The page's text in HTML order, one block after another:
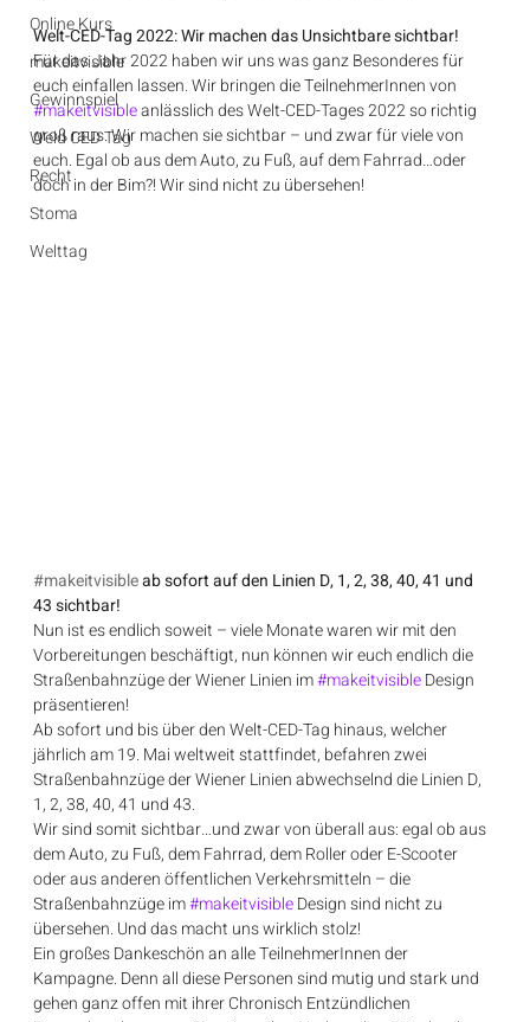
Online Kurs
makeitvisible
Gewinnspiel
Weld CED Tag
Recht
Stoma
Welttag
Welt-CED-Tag 2022: Wir machen das Unsichtbare sichtbar!
Für das Jahr 2022 haben wir uns was ganz Besonderes für
euch einfallen lassen. Wir bringen die TeilnehmerInnen von
#makeitvisible anlässlich des Welt-CED-Tages 2022 so richtig
groß raus. Wir machen sie sichtbar – und zwar für viele von
euch. Egal ob aus dem Auto, zu Fuß, auf dem Fahrrad…oder
doch in der Bim?! Wir sind nicht zu übersehen!
#makeitvisibleab sofort auf den Linien D, 1, 2, 38, 40, 41 und
43 sichtbar!
Nun ist es endlich soweit – viele Monate waren wir mit den
Vorbereitungen beschäftigt, nun können wir euch endlich die
Straßenbahnzüge der Wiener Linien im#makeitvisibleDesign
präsentieren!
Ab sofort und bis über den Welt-CED-Tag hinaus, welcher
jährlich am 19. Mai weltweit stattfindet, befahren zwei
Straßenbahnzüge der Wiener Linien abwechselnd die Linien D,
1, 2, 38, 40, 41 und 43.
Wir sind somit sichtbar…und zwar von überall aus: egal ob aus
dem Auto, zu Fuß, dem Fahrrad, dem Roller oder E-Scooter
oder aus anderen öffentlichen Verkehrsmitteln – die
Straßenbahnzüge im #makeitvisibleDesign sind nicht zu
übersehen. Und das macht uns wirklich stolz!
Ein großes Dankeschön an alle TeilnehmerInnen der
Kampagne. Denn all diese Personen sind mutig und stark und
gehen ganz offen mit ihrer Chronisch Entzündlichen